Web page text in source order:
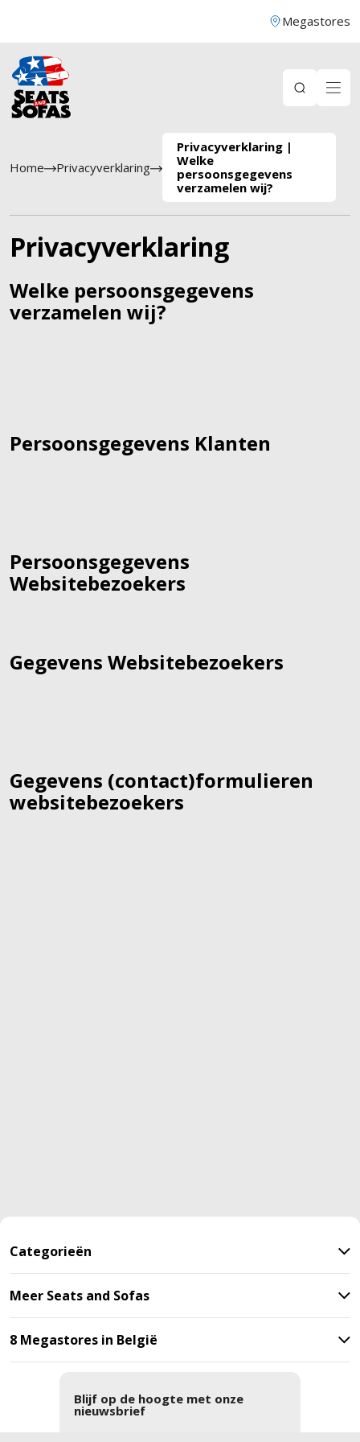
Megastores
Home Privacyverklaring
Privacyverklaring |
Welke
persoonsgegevens
verzamelen wij?
Privacyverklaring
Welke persoonsgegevens
verzamelen wij?
Persoonsgegevens Klanten
Persoonsgegevens
Websitebezoekers
Gegevens Websitebezoekers
Gegevens (contact)formulieren
websitebezoekers
Categorieën
Meer Seats and Sofas
8 Megastores in België
Blijf op de hoogte met onze
nieuwsbrief